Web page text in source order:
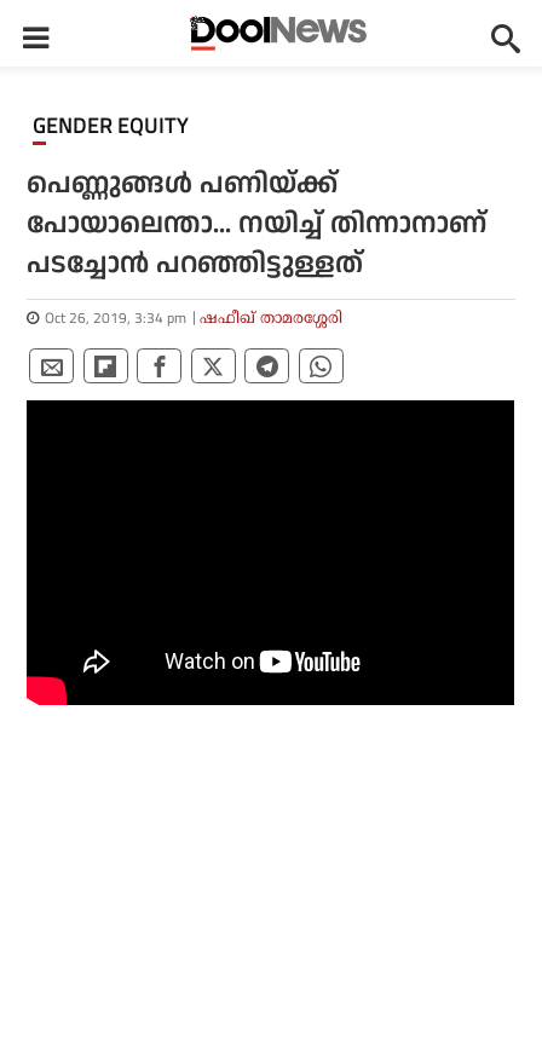
GENDER EQUITY
പെണ്ണുങ്ങള്‍ പണിയ്ക്ക്
പോയാലെന്താ... നയിച്ച് തിന്നാനാണ്
പടച്ചോന്‍ പറഞ്ഞിട്ടുള്ളത്
Oct 26, 2019, 3:34 pm ഷഫീഖ് താമരശ്ശേരി